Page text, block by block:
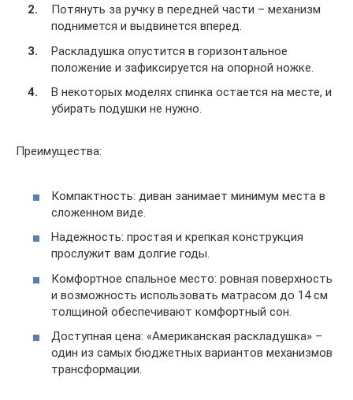
Потянуть за ручку в передней части – механизм
поднимется и выдвинется вперед.
Раскладушка опустится в горизонтальное
положение и зафиксируется на опорной ножке.
В некоторых моделях спинка остается на месте, и
убирать подушки не нужно.
Преимущества:
Компактность: диван занимает минимум места в
сложенном виде.
Надежность: простая и крепкая конструкция
прослужит вам долгие годы.
Комфортное спальное место: ровная поверхность
и возможность использовать матрасом до 14 см
толщиной обеспечивают комфортный сон.
Доступная цена: «Американская раскладушка» –
один из самых бюджетных вариантов механизмов
трансформации.